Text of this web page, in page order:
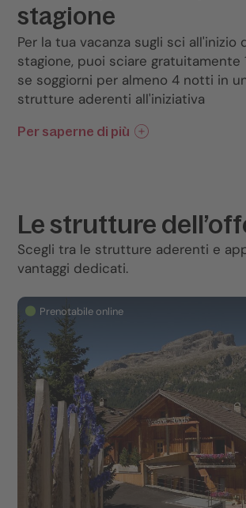
stagione
Per la tua vacanza sugli sci all'inizio
stagione, puoi sciare gratuitamente
se soggiorni per almeno 4 notti in
strutture aderenti all'iniziativa
Per saperne di più
Le strutture
Scegli tra le strutture aderenti e
vantaggi dedicati.
Prenotabile online